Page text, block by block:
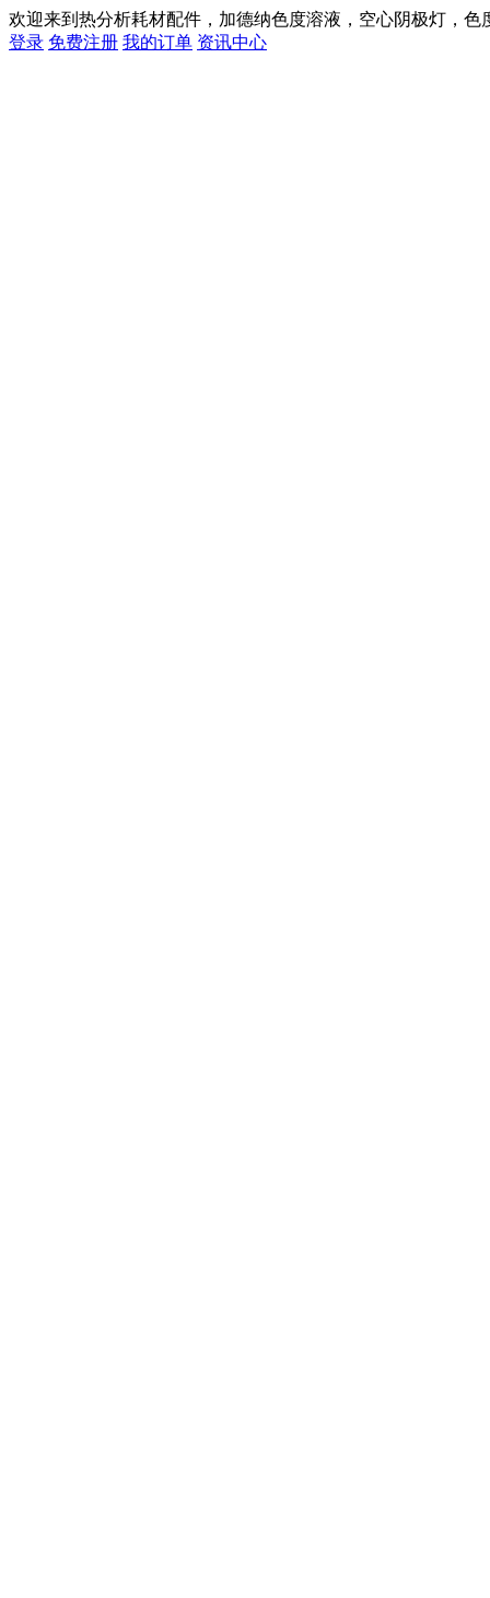
欢迎来到热分析耗材配件，加德纳色度溶液，空心阴极灯，色
登录 免费注册 我的订单 资讯中心